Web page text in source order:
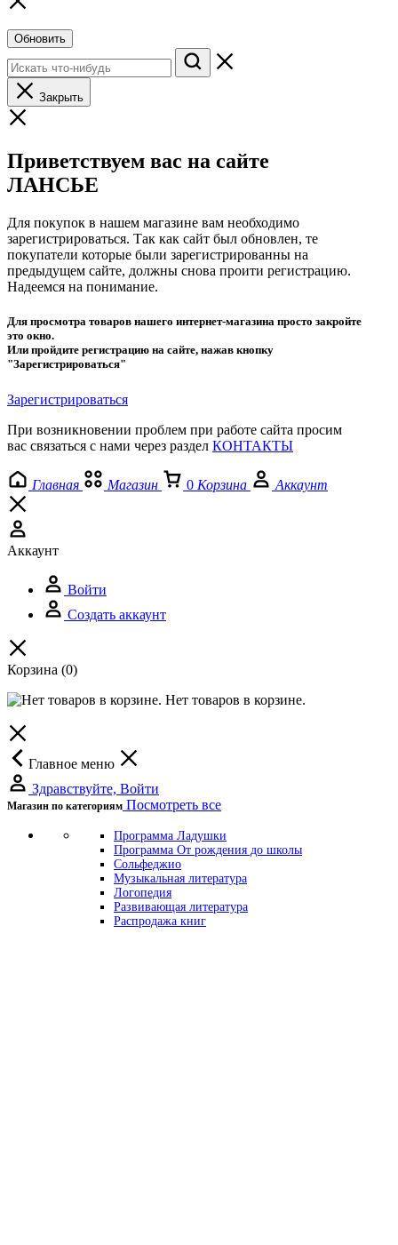
Обновить
Закрыть
Приветствуем вас на сайте
ЛАНСЬЕ
Для покупок в нашем магазине вам необходимо
зарегистрироваться. Так как сайт был обновлен, те
покупатели которые были зарегистрированны на
предыдущем сайте, должны снова проити регистрацию.
Надеемся на понимание.
Для просмотра товаров нашего интернет-магазина просто закройте
это окно.
Или пройдите регистрацию на сайте, нажав кнопку
"Зарегистрироваться"
Зарегистрироваться
При возникновении проблем при работе сайта просим
вас связаться с нами через раздел КОНТАКТЫ
Главная Магазин 0 Корзина Аккаунт
Аккаунт
Войти
Создать аккаунт
Корзина (0)
Нет товаров в корзине.
Главное меню
Здравствуйте, Войти
Магазин по категориям Посмотреть все
Программа Ладушки
Программа От рождения до школы
Сольфеджио
Музыкальная литература
Логопедия
Развивающая литература
Распродажа книг